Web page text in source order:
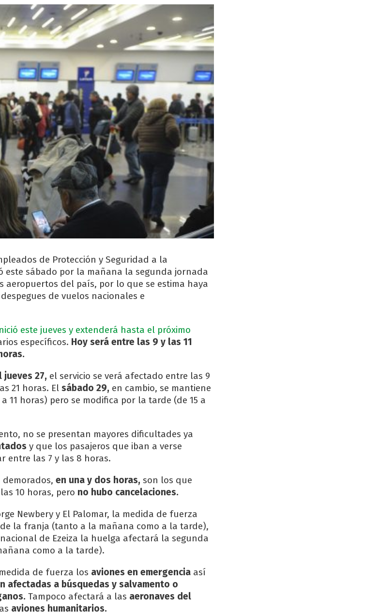
de Protección y Seguridad a la
este sábado por la mañana la segunda jornada
aeropuertos del país, por lo que se estima haya
de vuelos nacionales e
este jueves y extenderá hasta el próximo
específicos. Hoy será entre las 9 y las 11
jueves 27, el servicio se verá afectado entre las 9
21 horas. El sábado 29, en cambio, se mantiene
11 horas) pero se modifica por la tarde (de 15 a
no se presentan mayores dificultades ya
y que los pasajeros que iban a verse
entre las 7 y las 8 horas.
demorados, en una y dos horas, son los que
10 horas, pero no hubo cancelaciones.
Newbery y El Palomar, la medida de fuerza
la franja (tanto a la mañana como a la tarde),
de Ezeiza la huelga afectará la segunda
como a la tarde).
de fuerza los aviones en emergencia así
afectadas a búsquedas y salvamento o
Tampoco afectará a las aeronaves del
aviones humanitarios.